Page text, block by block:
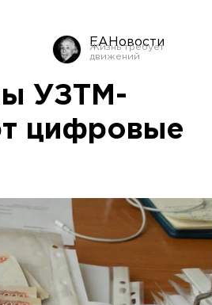
ЕАНовости
УЗТМ-
цифровые